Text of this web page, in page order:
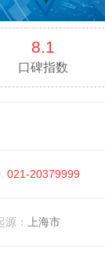
8.1
口碑指数
021-20379999
源： 上海市